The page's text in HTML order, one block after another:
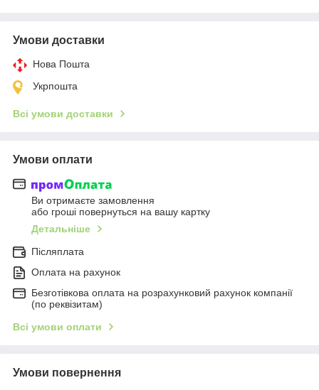
Умови доставки
Нова Пошта
Укрпошта
Всі умови доставки
Умови оплати
Ви отримаєте замовлення
або гроші повернуться на вашу картку
Детальніше
Післяплата
Оплата на рахунок
Безготівкова оплата на розрахунковий рахунок компанії
(по реквізитам)
Всі умови оплати
Умови повернення